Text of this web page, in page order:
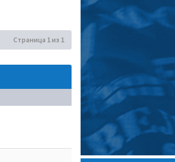
Страница 1из 1